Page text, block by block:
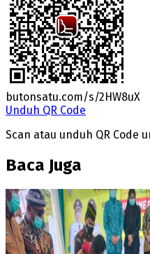
butonsatu.com/s/2HW8uX
Unduh QR Code
Scan atau unduh QR Code
Baca Juga